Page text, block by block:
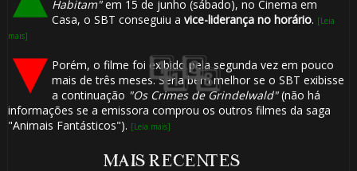
Habitam"em 15 de junho (sábado), no Cinema em
Casa, o SBT conseguiu a vice-liderança no horário. [Leia
mais]
Porém, o filme foi exibido pela segunda vez em pouco
mais de três meses. Seria bem melhor se o SBT exibisse
a continuação "Os Crimes de Grindelwald"(não há
informações se a emissora comprou os outros filmes da saga
"Animais Fantásticos"). [Leia mais]
MAIS RECENTES
1️⃣ 8️⃣
🎂